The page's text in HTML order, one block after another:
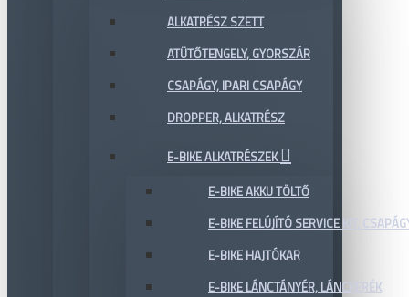
ALKATRÉSZ SZETT
ATÜTŐTENGELY, GYORSZÁR
CSAPÁGY, IPARI CSAPÁGY
DROPPER, ALKATRÉSZ
E-BIKE ALKATRÉSZEK
E-BIKE AKKU TÖLTŐ
E-BIKE FELÚJÍTÓ SERVICE KIT,
E-BIKE HAJTÓKAR
E-BIKE LÁNCTÁNYÉR, LÁNCKERÉK